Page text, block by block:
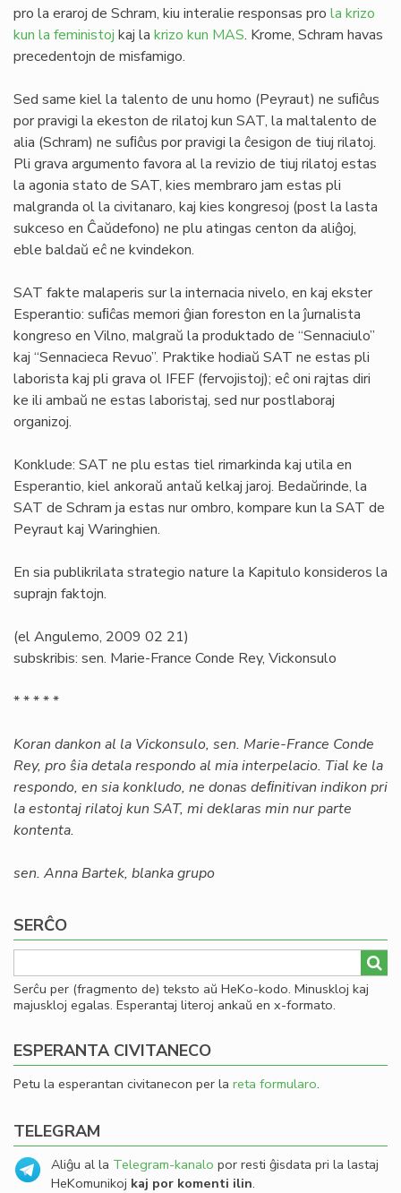
pro la eraroj de Schram, kiu interalie responsas pro la krizo
kun la feministoj kaj la krizo kun MAS. Krome, Schram havas
precedentojn de misfamigo.
Sed same kiel la talento de unu homo (Peyraut) ne suﬁĉus
por pravigi la ekeston de rilatoj kun SAT, la maltalento de
alia (Schram) ne suﬁĉus por pravigi la ĉesigon de tiuj rilatoj.
Pli grava argumento favora al la revizio de tiuj rilatoj estas
la agonia stato de SAT, kies membraro jam estas pli
malgranda ol la civitanaro, kaj kies kongresoj (post la lasta
sukceso en Ĉaŭdefono) ne plu atingas centon da aliĝoj,
eble baldaŭ eĉ ne kvindekon.
SAT fakte malaperis sur la internacia nivelo, en kaj ekster
Esperantio: suﬁĉas memori ĝian foreston en la ĵurnalista
kongreso en Vilno, malgraŭ la produktado de “Sennaciulo”
kaj “Sennacieca Revuo”. Praktike hodiaŭ SAT ne estas pli
laborista kaj pli grava ol IFEF (fervojistoj); eĉ oni rajtas diri
ke ili ambaŭ ne estas laboristaj, sed nur postlaboraj
organizoj.
Konklude: SAT ne plu estas tiel rimarkinda kaj utila en
Esperantio, kiel ankoraŭ antaŭ kelkaj jaroj. Bedaŭrinde, la
SAT de Schram ja estas nur ombro, kompare kun la SAT de
Peyraut kaj Waringhien.
En sia publikrilata strategio nature la Kapitulo konsideros la
suprajn faktojn.
(el Angulemo, 2009 02 21)
subskribis: sen. Marie-France Conde Rey, Vickonsulo
* * * * *
Koran dankon al la Vickonsulo, sen. Marie-France Conde
Rey, pro ŝia detala respondo al mia interpelacio. Tial ke la
respondo, en sia konkludo, ne donas deﬁnitivan indikon pri
la estontaj rilatoj kun SAT, mi deklaras min nur parte
kontenta.
sen. Anna Bartek, blanka grupo
SERĈO
Serĉu per (fragmento de) teksto aŭ HeKo-kodo. Minuskloj kaj
majuskloj egalas. Esperantaj literoj ankaŭ en x-formato.
ESPERANTA CIVITANECO
Petu la esperantan civitanecon per la reta formularo.
TELEGRAM
Aliĝu al la Telegram-kanalo por resti ĝisdata pri la lastaj
HeKomunikoj kaj por komenti ilin.